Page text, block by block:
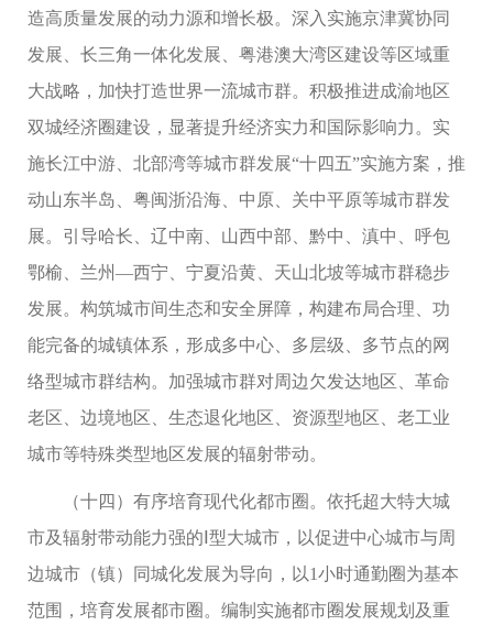
造高质量发展的动力源和增长极。深入实施京津冀协同
发展、长三角一体化发展、粤港澳大湾区建设等区域重
大战略，加快打造世界一流城市群。积极推进成渝地区
双城经济圈建设，显著提升经济实力和国际影响力。实
施长江中游、北部湾等城市群发展“十四五”实施方案，推
动山东半岛、粤闽浙沿海、中原、关中平原等城市群发
展。引导哈长、辽中南、山西中部、黔中、滇中、呼包
鄂榆、兰州—西宁、宁夏沿黄、天山北坡等城市群稳步
发展。构筑城市间生态和安全屏障，构建布局合理、功
能完备的城镇体系，形成多中心、多层级、多节点的网
络型城市群结构。加强城市群对周边欠发达地区、革命
老区、边境地区、生态退化地区、资源型地区、老工业
城市等特殊类型地区发展的辐射带动。
（十四）有序培育现代化都市圈。依托超大特大城
市及辐射带动能力强的Ⅰ型大城市，以促进中心城市与周
边城市（镇）同城化发展为导向，以1小时通勤圈为基本
范围，培育发展都市圈。编制实施都市圈发展规划及重